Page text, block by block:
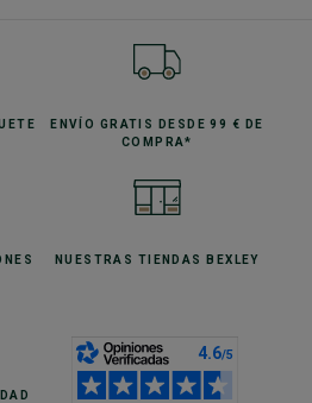
ENVÍO GRATIS
DESDE 99 € DE
COMPRA*
NUESTRAS TIENDAS BEXLEY